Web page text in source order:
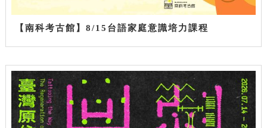
【南科考古館】8/15台語家庭意識培力課程